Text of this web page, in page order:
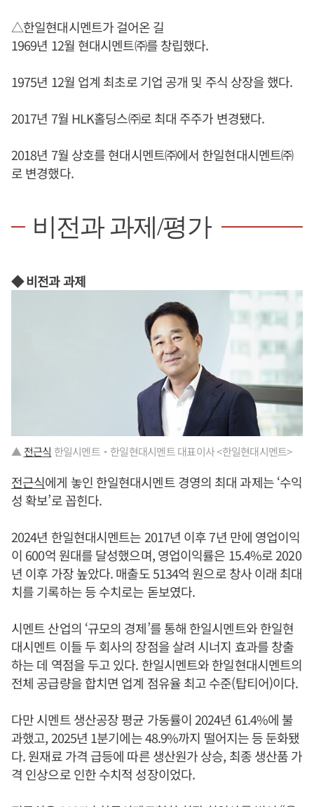
△한일현대시멘트가 걸어온 길
1969년 12월 현대시멘트㈜를 창립했다.
1975년 12월 업계 최초로 기업 공개 및 주식 상장을 했다.
2017년 7월 HLK홀딩스㈜로 최대 주주가 변경됐다.
2018년 7월 상호를 현대시멘트㈜에서 한일현대시멘트㈜
로 변경했다.
비전과 과제/평가
◆ 비전과 과제
▲ 전근식 한일시멘트‧한일현대시멘트 대표이사 <한일현대시멘트>
전근식에게 놓인 한일현대시멘트 경영의 최대 과제는 ‘수익
성 확보’로 꼽힌다.
2024년 한일현대시멘트는 2017년 이후 7년 만에 영업이익
이 600억 원대를 달성했으며, 영업이익률은 15.4%로 2020
년 이후 가장 높았다. 매출도 5134억 원으로 창사 이래 최대
치를 기록하는 등 수치로는 돋보였다.
시멘트 산업의 ‘규모의 경제’를 통해 한일시멘트와 한일현
대시멘트 이들 두 회사의 장점을 살려 시너지 효과를 창출
하는 데 역점을 두고 있다. 한일시멘트와 한일현대시멘트의
전체 공급량을 합치면 업계 점유율 최고 수준(탑티어)이다.
다만 시멘트 생산공장 평균 가동률이 2024년 61.4%에 불
과했고, 2025년 1분기에는 48.9%까지 떨어지는 등 둔화됐
다. 원재료 가격 급등에 따른 생산원가 상승, 최종 생산품 가
격 인상으로 인한 수치적 성장이었다.